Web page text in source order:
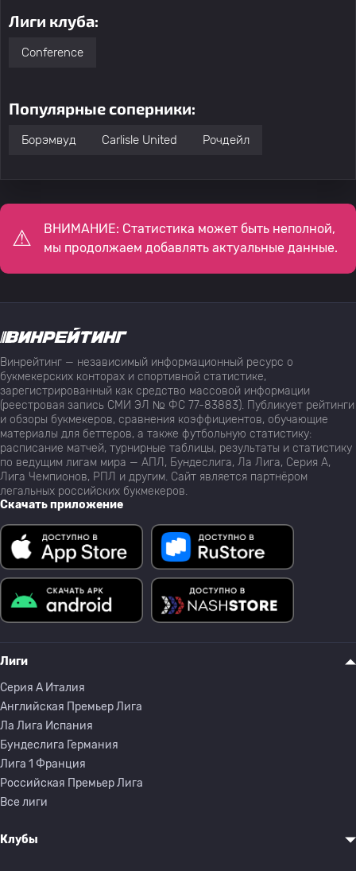
Лиги клуба:
Conference
Популярные соперники:
Борэмвуд Carlisle United Рочдейл
ВНИМАНИЕ: Статистика может быть неполной,
мы продолжаем добавлять актуальные данные.
Винрейтинг — независимый информационный ресурс о
букмекерских конторах и спортивной статистике,
зарегистрированный как средство массовой информации
(реестровая запись СМИ ЭЛ № ФС 77-83883). Публикует рейтинги
и обзоры букмекеров, сравнения коэффициентов, обучающие
материалы для беттеров, а также футбольную статистику:
расписание матчей, турнирные таблицы, результаты и статистику
по ведущим лигам мира — АПЛ, Бундеслига, Ла Лига, Серия А,
Лига Чемпионов, РПЛ и другим. Сайт является партнёром
легальных российских букмекеров.
Скачать приложение
Лиги
Серия A Италия
Английская Премьер Лига
Ла Лига Испания
Бундеслига Германия
Лига 1 Франция
Российская Премьер Лига
Все лиги
Клубы